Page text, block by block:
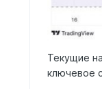
Текущие
ключевое